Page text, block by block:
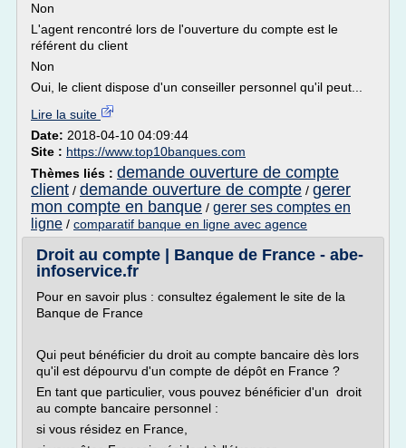
Non
L'agent rencontré lors de l'ouverture du compte est le
référent du client
Non
Oui, le client dispose d'un conseiller personnel qu'il peut...
Lire la suite
Date: 2018-04-10 04:09:44
Site : https://www.top10banques.com
Thèmes liés : demande ouverture de compte
client / demande ouverture de compte / gerer
mon compte en banque / gerer ses comptes en
ligne / comparatif banque en ligne avec agence
Droit au compte | Banque de France - abe-
infoservice.fr
Pour en savoir plus : consultez également le site de la
Banque de France
Qui peut bénéficier du droit au compte bancaire dès lors
qu'il est dépourvu d'un compte de dépôt en France ?
En tant que particulier, vous pouvez bénéficier d'un droit
au compte bancaire personnel :
si vous résidez en France,